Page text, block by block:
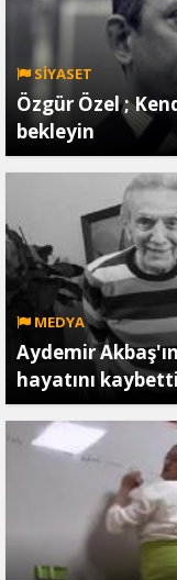
SİYASET
Özgür Özel ;
bekleyin
MEDYA
Aydemir
hayatını